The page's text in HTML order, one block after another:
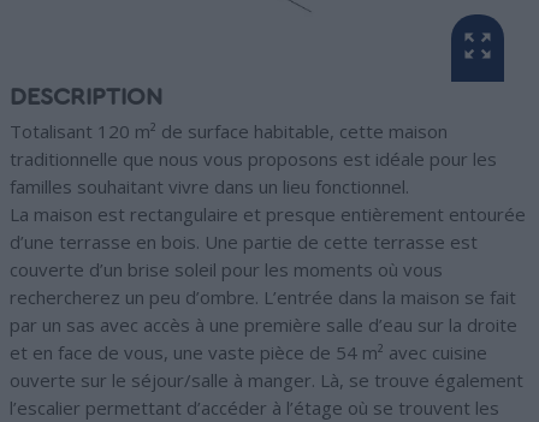
DESCRIPTION
Totalisant 120 m² de surface habitable, cette maison
traditionnelle que nous vous proposons est idéale pour les
familles souhaitant vivre dans un lieu fonctionnel.
La maison est rectangulaire et presque entièrement entourée
d’une terrasse en bois. Une partie de cette terrasse est
couverte d’un brise soleil pour les moments où vous
rechercherez un peu d’ombre. L’entrée dans la maison se fait
par un sas avec accès à une première salle d’eau sur la droite
et en face de vous, une vaste pièce de 54 m² avec cuisine
ouverte sur le séjour/salle à manger. Là, se trouve également
l’escalier permettant d’accéder à l’étage où se trouvent les